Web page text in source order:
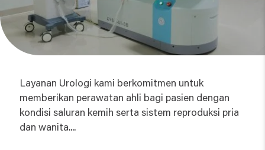
Layanan Urologi kami berkomitmen untuk
memberikan perawatan ahli bagi pasien dengan
kondisi saluran kemih serta sistem reproduksi pria
dan wanita....